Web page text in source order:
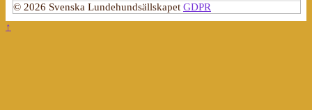
© 2026 Svenska Lundehundsällskapet GDPR
↑